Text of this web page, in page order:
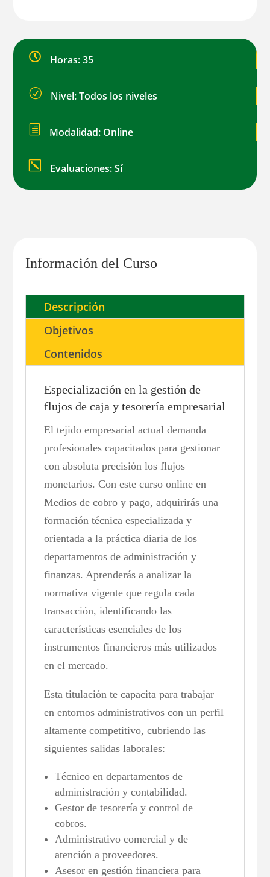
 Horas: 35
R Nivel: Todos los niveles
h Modalidad: Online
k Evaluaciones: Sí
Información del Curso
Descripción
Objetivos
Contenidos
Especialización en la gestión de
flujos de caja y tesorería empresarial
El tejido empresarial actual demanda
profesionales capacitados para gestionar
con absoluta precisión los flujos
monetarios. Con este curso online en
Medios de cobro y pago, adquirirás una
formación técnica especializada y
orientada a la práctica diaria de los
departamentos de administración y
finanzas. Aprenderás a analizar la
normativa vigente que regula cada
transacción, identificando las
características esenciales de los
instrumentos financieros más utilizados
en el mercado.
Esta titulación te capacita para trabajar
en entornos administrativos con un perfil
altamente competitivo, cubriendo las
siguientes salidas laborales:
Técnico en departamentos de
administración y contabilidad.
Gestor de tesorería y control de
cobros.
Administrativo comercial y de
atención a proveedores.
Asesor en gestión financiera para